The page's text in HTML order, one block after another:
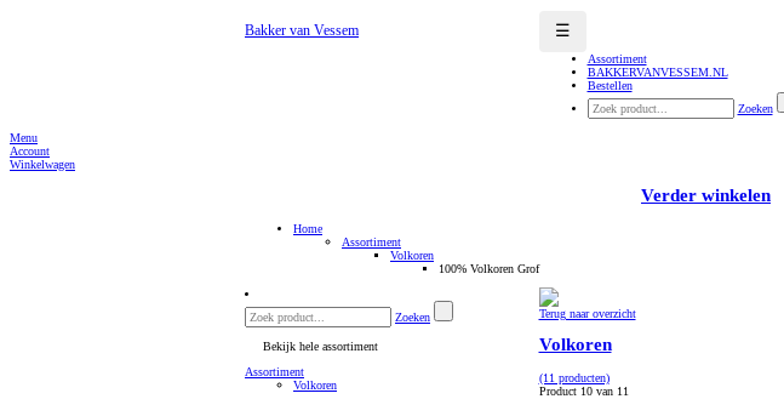
Bakker van Vessem ☰
Assortiment
BAKKERVANVESSEM.NL
Bestellen
Zoeken
Menu
Account
Winkelwagen
Verder winkelen
Home
Assortiment
Volkoren
100% Volkoren Grof
Zoeken
Bekijk hele assortiment
Assortiment
Volkoren
Terug naar overzicht
Volkoren
(11 producten)
Product 10 van 11